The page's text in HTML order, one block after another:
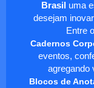
Brasil uma
desejam
Entre
Cadernos
eventos,
agregando
Blocos de